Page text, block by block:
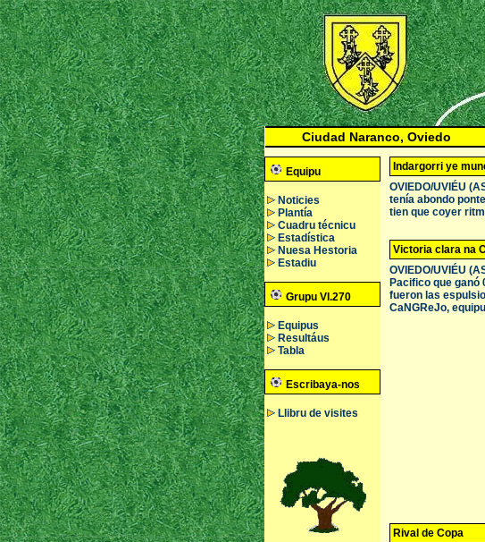
Ciudad Naranco, Oviedo
Equipu
Noticies
Plantía
Cuadru técnicu
Estadística
Nuesa Hestoria
Estadiu
Grupu VI.270
Equipus
Resultáus
Tabla
Escribaya-nos
Llibru de visites
Indargorri ye
OVIEDO/UVIÉU
tenía abondo
tien que coyer
Victoria clara na
OVIEDO/UVIÉU
Pacifico que ganó
fueron las
CaNGReJo,
Rival de Copa